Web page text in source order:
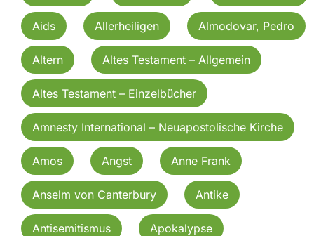
Aids Allerheiligen Almodovar, Pedro
Altern Altes Testament – Allgemein
Altes Testament – Einzelbücher
Amnesty International – Neuapostolische Kirche
Amos Angst Anne Frank
Anselm von Canterbury Antike
Antisemitismus Apokalypse